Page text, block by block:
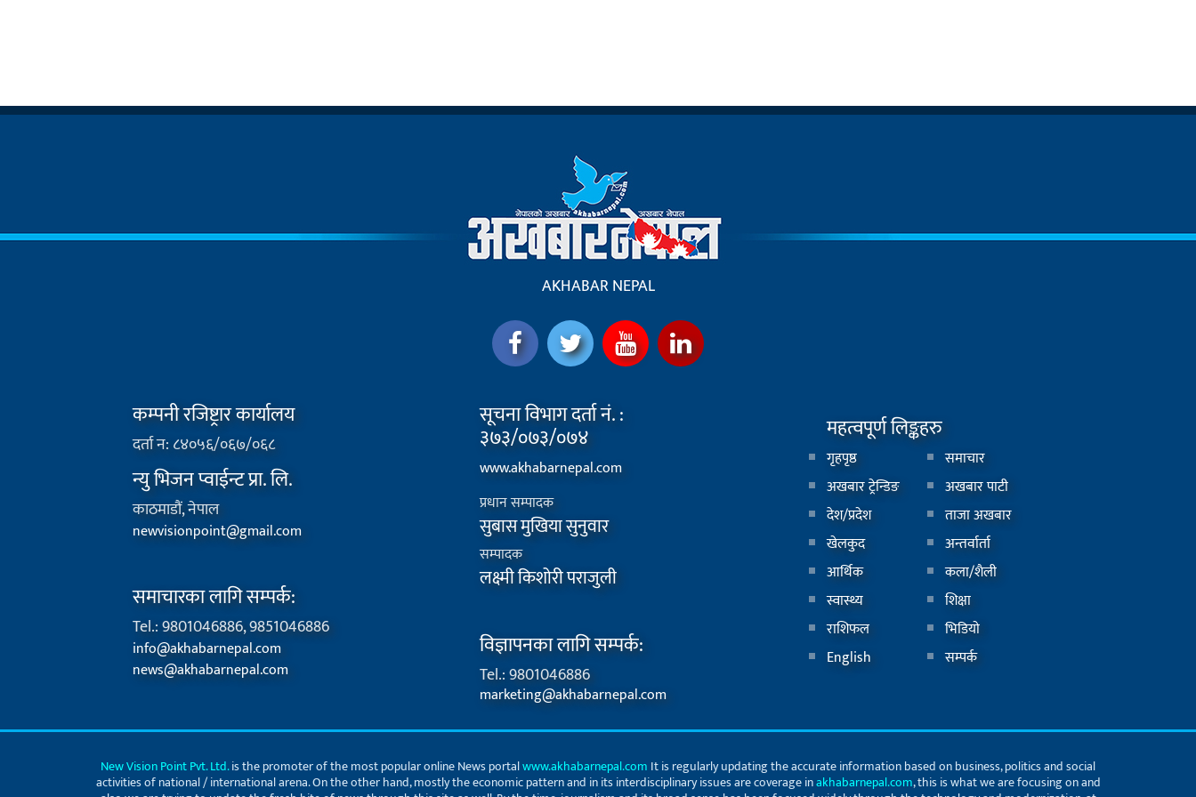
AKHABAR NEPAL
कम्पनी रजिष्ट्रार कार्यालय
दर्ता न: ८४०५६/०६७/०६८
न्यु भिजन प्वाईन्ट प्रा. लि.
काठमाडौं, नेपाल
newvisionpoint@gmail.com
समाचारका लागि सम्पर्क:
Tel.: 9801046886, 9851046886
info@akhabarnepal.com
news@akhabarnepal.com
सूचना विभाग दर्ता नं. :
३७३/०७३/०७४
www.akhabarnepal.com
प्रधान सम्पादक
सुबास मुखिया सुनुवार
सम्पादक
लक्ष्मी किशोरी पराजुली
विज्ञापनका लागि सम्पर्क:
Tel.: 9801046886
marketing@akhabarnepal.com
महत्वपूर्ण लिङ्कहरु
गृहपृष्ठ
समाचार
अखबार ट्रेन्डिङ
अखबार पाटी
देश/प्रदेश
ताजा अखबार
खेलकुद
अन्तर्वार्ता
आर्थिक
कला/शैली
स्वास्थ्य
शिक्षा
राशिफल
भिडियाे
English
सम्पर्क
New Vision Point Pvt. Ltd.is the promoter of the most popular online News portalwww.akhabarnepal.com It is regularly updating the accurate information based on business, politics and social
activities of national / international arena. On the other hand, mostly the economic pattern and in its interdisciplinary issues are coverage inakhabarnepal.com, this is what we are focusing on and